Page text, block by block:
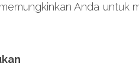
Anda untuk